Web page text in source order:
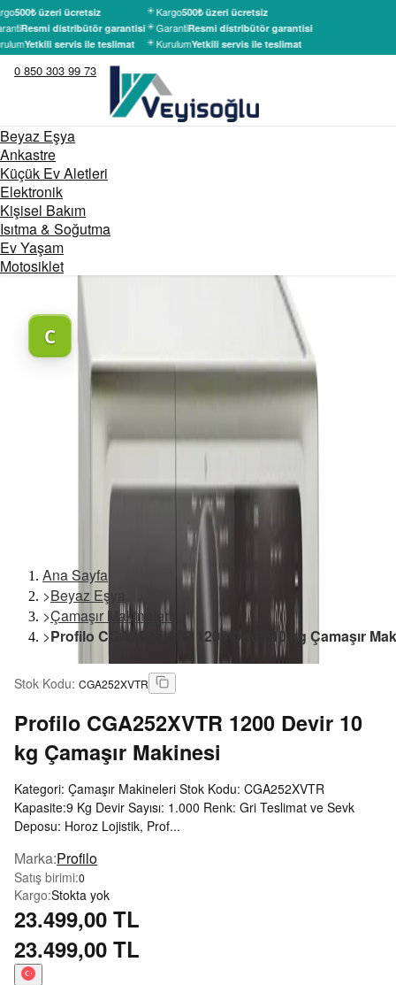
500₺ üzeri ücretsiz
Resmi distribütör garantisi
Yetkili servis ile teslimat
Kargo500₺ üzeri ücretsiz
GarantiResmi distribütör garantisi
KurulumYetkili servis ile teslimat
0 850 303 99 73
Beyaz Eşya
Ankastre
Küçük Ev Aletleri
Elektronik
Kişisel Bakım
Isıtma & Soğutma
Ev Yaşam
Motosiklet
C
Ana Sayfa
>Beyaz Eşya
>Çamaşır Makineleri
>Profilo CGA252XVTR 1200 Devir 10 kg Çamaşır
Stok Kodu: CGA252XVTR
Profilo CGA252XVTR 1200 Devir 10
kg Çamaşır Makinesi
Kategori: Çamaşır Makineleri Stok Kodu: CGA252XVTR
Kapasite:9 Kg Devir Sayısı: 1.000 Renk: Gri Teslimat ve Sevk
Deposu: Horoz Lojistik, Prof...
Marka:Profilo
Satış birimi:0
Kargo:Stokta yok
23.499,00 TL
23.499,00 TL